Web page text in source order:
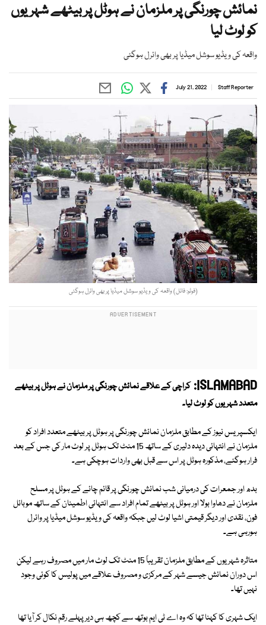
نمائش چورنگی پر ملزمان نے ہوٹل پر بیٹھے شہریوں
کو لوٹ لیا
واقعہ کی ویڈیو سوشل میڈیا پر بھی وائرل ہوگئی
Staff Reporter
July 21, 2022
(فوٹو: فائل) واقعہ کی ویڈیو سوشل میڈیا پر بھی وائرل ہوگئی
ISLAMABAD: کراچی کے علاقے نمائش چورنگی پر ملزمان نے ہوٹل پر بیٹھے
متعدد شہریوں کو لوٹ لیا۔
ایکسپریس نیوز کے مطابق ملزمان نمائش چورنگی پر ہوٹل پر بیٹھے متعدد افراد کو
ملزمان نے انتہائی دیدہ دلیری کے ساتھ 15 منٹ تک ہوٹل پر لوٹ مار کی جس کے بعد
فرار ہوگئے، مذکورہ ہوٹل پر اس سے قبل بھی واردات ہوچکی ہے۔
بدھ اور جمعرات کی درمیانی شب نمائش چورنگی پر قائم چائے کے ہوٹل پر مسلح
ملزمان نے دھاوا بولا اور ہوٹل پر بیٹھے تمام افراد سے انتہائی اطمینان کے ساتھ موبائل
فون، نقدی اور دیگر قیمتی اشیا لوٹ لیں جبکہ واقعہ کی ویڈیو سوشل میڈیا پر وائرل
ہورہی ہے۔
متاثرہ شہریوں کے مطابق ملزمان تقریباً 15 منٹ تک لوٹ مار میں مصروف رہے لیکن
اس دوران نمائش جیسے شہر کے مرکزی و مصروف علاقے میں پولیس کا کوئی وجود
نہیں تھا۔
ایک شہری کا کہنا تھا کہ وہ اے ٹی ایم بوتھ سے کچھ ہی دیر پہلے رقم نکال کر آیا تھا